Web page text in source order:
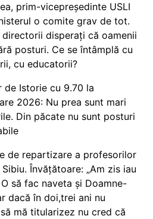
prim-vicepreședinte USLI
o comite grav de tot.
directorii disperați că oamenii
posturi. Ce se întâmplă cu
cu educatorii?
de Istorie cu 9.70 la
2026: Nu prea sunt mari
Din păcate nu sunt posturi
de repartizare a profesorilor
Învățătoare: „Am zis iau
să fac naveta și Doamne-
dacă în doi,trei ani nu
mă titularizez nu cred că